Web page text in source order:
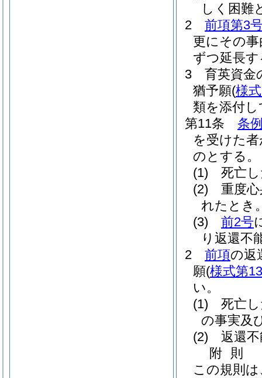
しく困難
2
前項第3
更にその
ずつ延長
3
育英資金
猶予願(様
類を添付
第11条
条
を受けた
のとする。
(1)
死亡
(2)
重度
れたとき
(3)
前2号
り返還不
2
前項の返
願(様式第
い。
(1)
死亡
の事実及
(2)
返還
附 則
この規則